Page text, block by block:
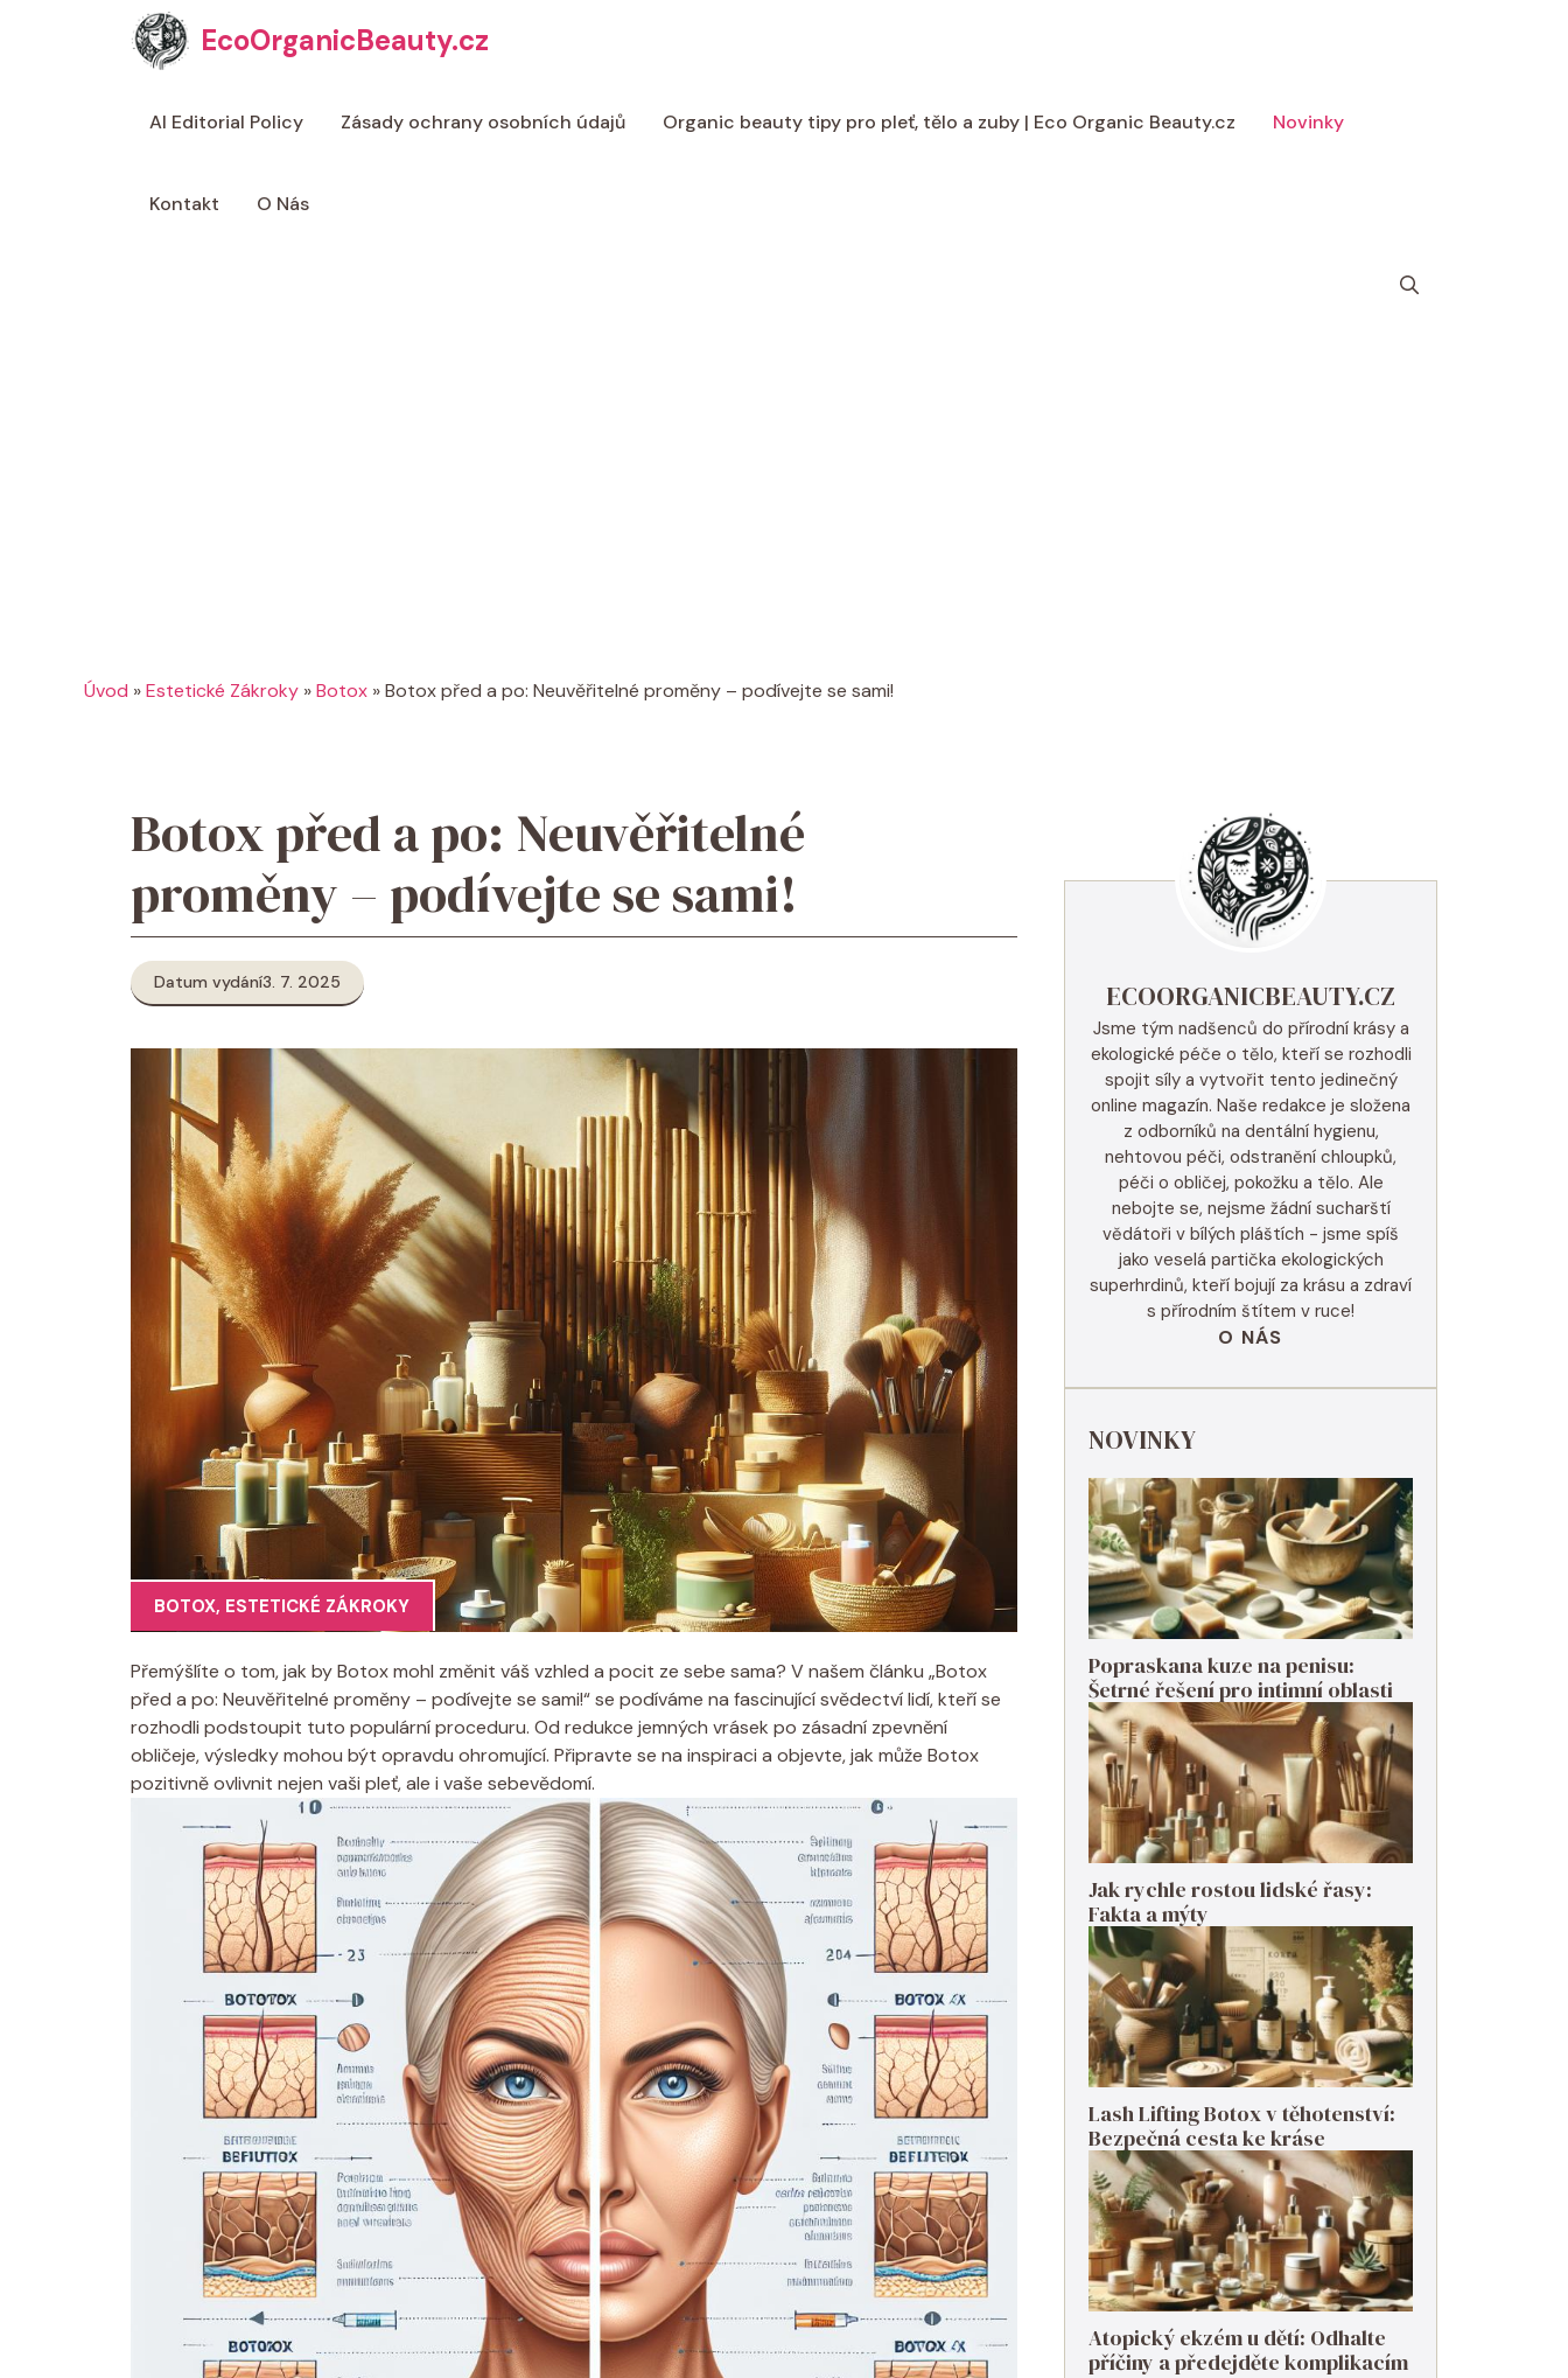
EcoOrganicBeauty.cz
AI Editorial Policy Zásady ochrany osobních údajů Organic beauty tipy pro pleť, tělo a zuby | Eco Organic Beauty.cz Novinky
Kontakt O Nás
Úvod »Estetické Zákroky »Botox »Botox před a po: Neuvěřitelné proměny – podívejte se sami!
Botox před a po: Neuvěřitelné
proměny – podívejte se sami!
Datum vydání3. 7. 2025
BOTOX, ESTETICKÉ ZÁKROKY
Přemýšlíte o tom, jak by Botox mohl změnit váš vzhled a pocit ze sebe sama? V našem článku „Botox
před a po: Neuvěřitelné proměny – podívejte se sami!“ se podíváme na fascinující svědectví lidí, kteří se
rozhodli podstoupit tuto populární proceduru. Od redukce jemných vrásek po zásadní zpevnění
obličeje, výsledky mohou být opravdu ohromující. Připravte se na inspiraci a objevte, jak může Botox
pozitivně ovlivnit nejen vaši pleť, ale i vaše sebevědomí.
ECOORGANICBEAUTY.CZ
Jsme tým nadšenců do přírodní krásy a
ekologické péče o tělo, kteří se rozhodli
spojit síly a vytvořit tento jedinečný
online magazín. Naše redakce je složena
z odborníků na dentální hygienu,
nehtovou péči, odstranění chloupků,
péči o obličej, pokožku a tělo. Ale
nebojte se, nejsme žádní sucharští
vědátoři v bílých pláštích - jsme spíš
jako veselá partička ekologických
superhrdinů, kteří bojují za krásu a zdraví
s přírodním štítem v ruce!
O NÁS
NOVINKY
Popraskana kuze na penisu:
Šetrné řešení pro intimní oblasti
Jak rychle rostou lidské řasy:
Fakta a mýty
Lash Lifting Botox v těhotenství:
Bezpečná cesta ke kráse
Atopický ekzém u dětí: Odhalte
příčiny a předejděte komplikacím